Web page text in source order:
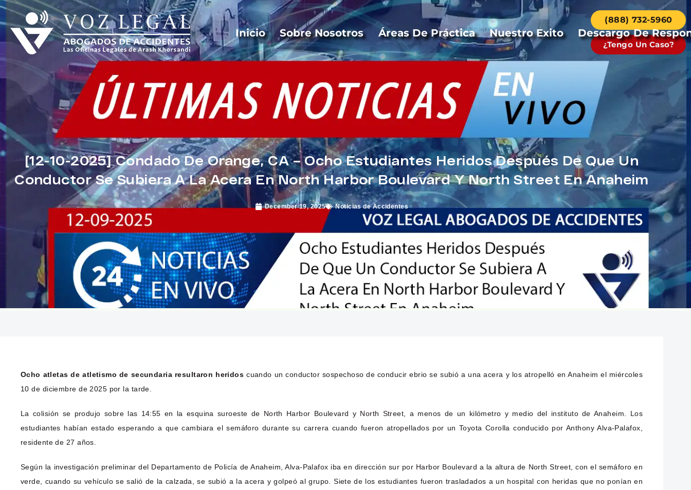
Inicio Sobre Nosotros Áreas De Práctica Nuestro Exito Descargo De
(888) 732-5960
¿Tengo Un Caso?
[12-10-2025] Condado De Orange, CA – Ocho Estudiantes Heridos Después De Que Un
Conductor Se Subiera A La Acera En North Harbor Boulevard Y North Street En Anaheim
December 19, 2025 Noticias de Accidentes
Ocho atletas de atletismo de secundaria resultaron heridos cuando un conductor sospechoso de conducir ebrio se subió a una acera y los atropelló en Anaheim el miércoles
10 de diciembre de 2025 por la tarde.
La colisión se produjo sobre las 14:55 en la esquina suroeste de North Harbor Boulevard y North Street, a menos de un kilómetro y medio del instituto de Anaheim. Los
estudiantes habían estado esperando a que cambiara el semáforo durante su carrera cuando fueron atropellados por un Toyota Corolla conducido por Anthony Alva-Palafox,
residente de 27 años.
Según la investigación preliminar del Departamento de Policía de Anaheim, Alva-Palafox iba en dirección sur por Harbor Boulevard a la altura de North Street, con el semáforo en
verde, cuando su vehículo se salió de la calzada, se subió a la acera y golpeó al grupo. Siete de los estudiantes fueron trasladados a un hospital con heridas que no ponían en